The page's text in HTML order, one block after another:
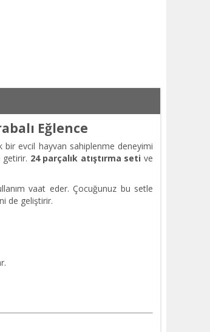
Eğlence
bir evcil hayvan sahiplenme deneyimi
getirir. 24 parçalık atıştırma seti ve
vaat eder. Çocuğunuz bu setle
de geliştirir.